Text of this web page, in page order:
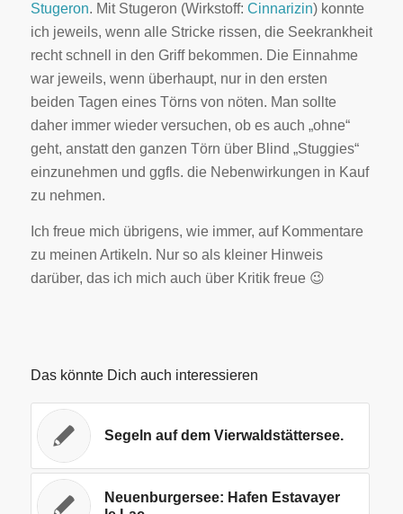
Stugeron. Mit Stugeron (Wirkstoff: Cinnarizin) konnte
ich jeweils, wenn alle Stricke rissen, die Seekrankheit
recht schnell in den Griff bekommen. Die Einnahme
war jeweils, wenn überhaupt, nur in den ersten
beiden Tagen eines Törns von nöten. Man sollte
daher immer wieder versuchen, ob es auch „ohne“
geht, anstatt den ganzen Törn über Blind „Stuggies“
einzunehmen und ggfls. die Nebenwirkungen in Kauf
zu nehmen.
Ich freue mich übrigens, wie immer, auf Kommentare
zu meinen Artikeln. Nur so als kleiner Hinweis
darüber, das ich mich auch über Kritik freue 😉
Das könnte Dich auch interessieren
Segeln auf dem Vierwaldstättersee.
Neuenburgersee: Hafen Estavayer